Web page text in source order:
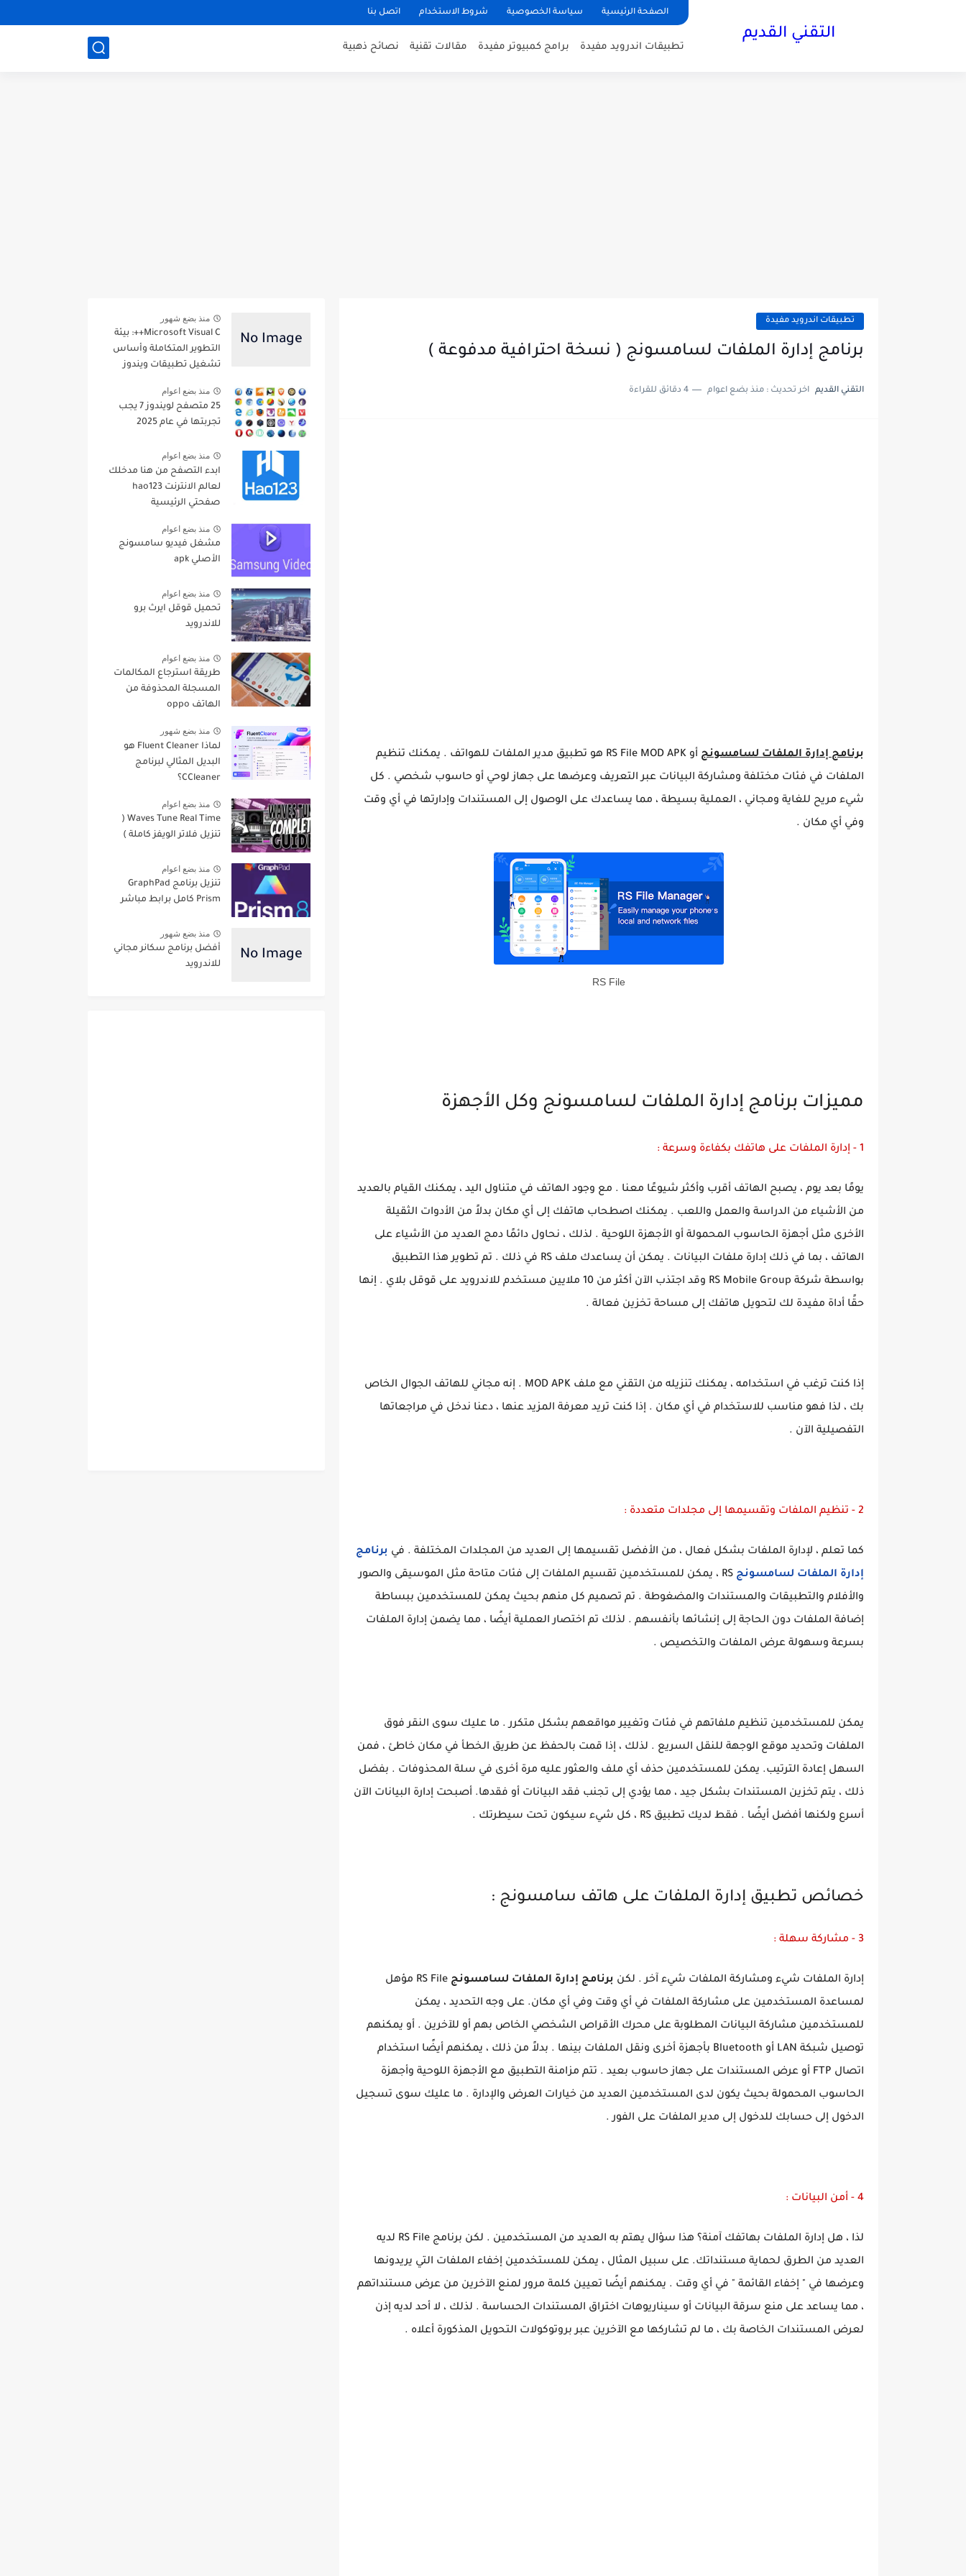
الصفحة الرئيسية سياسة الخصوصية شروط الاستخدام اتصل بنا
التقني القديم
تطبيقات اندرويد مفيدة برامج كمبيوتر مفيدة مقالات تقنية نصائح ذهبية
تطبيقات اندرويد مفيدة
برنامج إدارة الملفات لسامسونج ( نسخة احترافية مدفوعة )
التقني القديم اخر تحديث : منذ بضع اعوام 4 دقائق للقراءة
برنامج إدارة الملفات لسامسونج
أو RS File MOD APK هو تطبيق مدير الملفات للهواتف . يمكنك تنظيم
الملفات في فئات مختلفة ومشاركة البيانات عبر التعريف وعرضها على جهاز لوحي أو حاسوب شخصي . كل
شيء مريح للغاية ومجاني ، العملية بسيطة ، مما يساعدك على الوصول إلى المستندات وإدارتها في أي وقت
وفي أي مكان .
RS File
مميزات برنامج إدارة الملفات لسامسونج وكل الأجهزة
1 - إدارة الملفات على هاتفك بكفاءة وسرعة :
يومًا بعد يوم ، يصبح الهاتف أقرب وأكثر شيوعًا معنا . مع وجود الهاتف في متناول اليد ، يمكنك القيام بالعديد
من الأشياء من الدراسة والعمل واللعب . يمكنك اصطحاب هاتفك إلى أي مكان بدلاً من الأدوات الثقيلة
الأخرى مثل أجهزة الحاسوب المحمولة أو الأجهزة اللوحية . لذلك ، نحاول دائمًا دمج العديد من الأشياء على
الهاتف ، بما في ذلك إدارة ملفات البيانات . يمكن أن يساعدك ملف RS في ذلك . تم تطوير هذا التطبيق
بواسطة شركة RS Mobile Group وقد اجتذب الآن أكثر من 10 ملايين مستخدم للاندرويد على قوقل بلاي . إنها
حقًا أداة مفيدة لك لتحويل هاتفك إلى مساحة تخزين فعالة .
إذا كنت ترغب في استخدامه ، يمكنك تنزيله من التقني مع ملف MOD APK . إنه مجاني للهاتف الجوال الخاص
بك ، لذا فهو مناسب للاستخدام في أي مكان . إذا كنت تريد معرفة المزيد عنها ، دعنا ندخل في مراجعاتها
التفصيلية الآن .
2 - تنظيم الملفات وتقسيمها إلى مجلدات متعددة :
كما تعلم ، لإدارة الملفات بشكل فعال ، من الأفضل تقسيمها إلى العديد من المجلدات المختلفة . في برنامج
إدارة الملفات لسامسونج
RS ، يمكن للمستخدمين تقسيم الملفات إلى فئات متاحة مثل الموسيقى والصور
والأفلام والتطبيقات والمستندات والمضغوطة . تم تصميم كل منهم بحيث يمكن للمستخدمين ببساطة
إضافة الملفات دون الحاجة إلى إنشائها بأنفسهم . لذلك تم اختصار العملية أيضًا ، مما يضمن إدارة الملفات
بسرعة وسهولة عرض الملفات والتخصيص .
يمكن للمستخدمين تنظيم ملفاتهم في فئات وتغيير مواقعهم بشكل متكرر . ما عليك سوى النقر فوق
الملفات وتحديد موقع الوجهة للنقل السريع . لذلك ، إذا قمت بالحفظ عن طريق الخطأ في مكان خاطئ ، فمن
السهل إعادة الترتيب. يمكن للمستخدمين حذف أي ملف والعثور عليه مرة أخرى في سلة المحذوفات . بفضل
ذلك ، يتم تخزين المستندات بشكل جيد ، مما يؤدي إلى تجنب فقد البيانات أو فقدها. أصبحت إدارة البيانات الآن
أسرع ولكنها أفضل أيضًا . فقط لديك تطبيق RS ، كل شيء سيكون تحت سيطرتك .
خصائص تطبيق إدارة الملفات على هاتف سامسونج :
3 - مشاركة سهلة :
إدارة الملفات شيء ومشاركة الملفات شيء آخر . لكن برنامج إدارة الملفات لسامسونج
RS File مؤهل
لمساعدة المستخدمين على مشاركة الملفات في أي وقت وفي أي مكان. على وجه التحديد ، يمكن
للمستخدمين مشاركة البيانات المطلوبة على محرك الأقراص الشخصي الخاص بهم أو للآخرين . أو يمكنهم
توصيل شبكة LAN أو Bluetooth بأجهزة أخرى ونقل الملفات بينها . بدلاً من ذلك ، يمكنهم أيضًا استخدام
اتصال FTP أو عرض المستندات على جهاز حاسوب بعيد . تتم مزامنة التطبيق مع الأجهزة اللوحية وأجهزة
الحاسوب المحمولة بحيث يكون لدى المستخدمين العديد من خيارات العرض والإدارة . ما عليك سوى تسجيل
الدخول إلى حسابك للدخول إلى مدير الملفات على الفور .
4 - أمن البيانات :
لذا ، هل إدارة الملفات بهاتفك آمنة؟ هذا سؤال يهتم به العديد من المستخدمين . لكن برنامج RS File لديه
العديد من الطرق لحماية مستنداتك. على سبيل المثال ، يمكن للمستخدمين إخفاء الملفات التي يريدونها
وعرضها في " إخفاء القائمة " في أي وقت . يمكنهم أيضًا تعيين كلمة مرور لمنع الآخرين من عرض مستنداتهم
، مما يساعد على منع سرقة البيانات أو سيناريوهات اختراق المستندات الحساسة . لذلك ، لا أحد لديه إذن
لعرض المستندات الخاصة بك ، ما لم تشاركها مع الآخرين عبر بروتوكولات التحويل المذكورة أعلاه .
منذ بضع شهور
Microsoft Visual C++: بيئة
التطوير المتكاملة وأساس
تشغيل تطبيقات ويندوز
منذ بضع اعوام
25 متصفح لويندوز 7 يجب
تجربتها في عام 2025
منذ بضع اعوام
ابدء التصفح من هنا مدخلك
لعالم الانترنت hao123
صفحتي الرئيسية
منذ بضع اعوام
مشغل فيديو سامسونج
الأصلي apk
منذ بضع اعوام
تحميل قوقل ايرث برو
للاندرويد
منذ بضع اعوام
طريقة استرجاع المكالمات
المسجلة المحذوفة من
الهاتف oppo
منذ بضع شهور
لماذا Fluent Cleaner هو
البديل المثالي لبرنامج
CCleaner؟
منذ بضع اعوام
Waves Tune Real Time (
تنزيل فلاتر الويفز كاملة )
منذ بضع اعوام
تنزيل برنامج GraphPad
Prism كامل برابط مباشر
منذ بضع شهور
أفضل برنامج سكانر مجاني
للاندرويد